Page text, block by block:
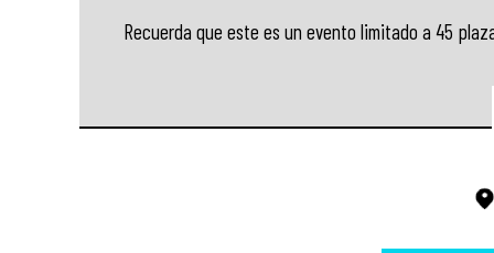
Recuerda que este es un evento limitado a 45